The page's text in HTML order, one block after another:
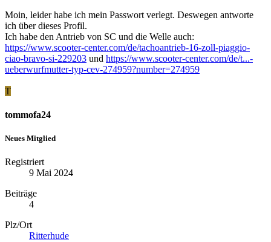
Moin, leider habe ich mein Passwort verlegt. Deswegen antworte
ich über dieses Profil.
Ich habe den Antrieb von SC und die Welle auch:
https://www.scooter-center.com/de/tachoantrieb-16-zoll-piaggio-
ciao-bravo-si-229203 und https://www.scooter-center.com/de/t...-
ueberwurfmutter-typ-cev-274959?number=274959
T
tommofa24
Neues Mitglied
Registriert
9 Mai 2024
Beiträge
4
Plz/Ort
Ritterhude